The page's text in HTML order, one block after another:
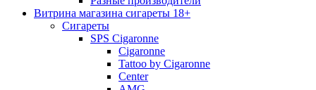
Витрина магазина сигареты 18+
Cигареты
SPS Cigaronne
Сigaronne
Tattoo by Cigaronne
Center